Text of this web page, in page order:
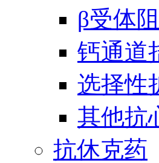
β受体
钙通道
选择性
其他抗
抗休克药